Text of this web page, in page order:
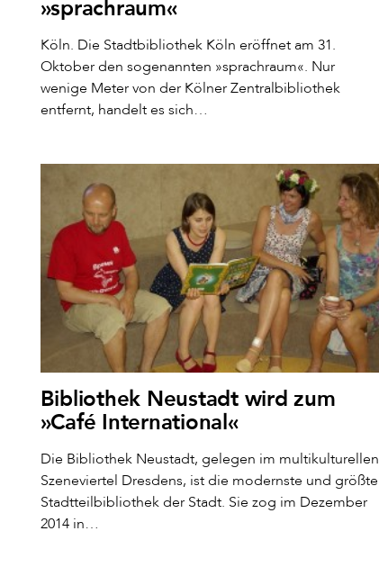
»sprachraum«
Köln. Die Stadtbibliothek Köln eröffnet am 31.
Oktober den sogenannten »sprachraum«. Nur
wenige Meter von der Kölner Zentralbibliothek
entfernt, handelt es sich…
Bibliothek Neustadt wird zum
»Café International«
Die Bibliothek Neustadt, gelegen im multikulturellen
Szeneviertel Dresdens, ist die modernste und größte
Stadtteilbibliothek der Stadt. Sie zog im Dezember
2014 in…